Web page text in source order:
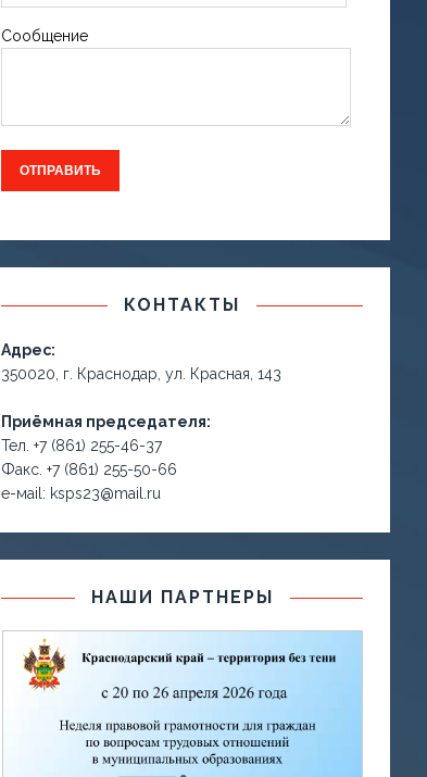
Сообщение
КОНТАКТЫ
Адрес:
350020, г. Краснодар, ул. Красная, 143
Приёмная председателя:
Тел. +7 (861) 255-46-37
Факс. +7 (861) 255-50-66
е-маil: ksps23@mail.ru
НАШИ ПАРТНЕРЫ